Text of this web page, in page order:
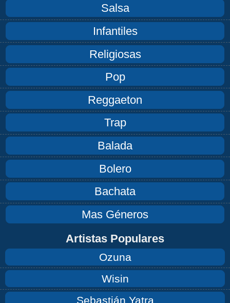
Salsa
Infantiles
Religiosas
Pop
Reggaeton
Trap
Balada
Bolero
Bachata
Mas Géneros
Artistas Populares
Ozuna
Wisin
Sebastián Yatra